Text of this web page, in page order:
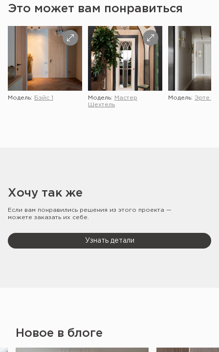
Это может вам понравиться
Модель: Бэйс 1 Модель:
Мастер
Шехтель
Модель: Эрте 2
Хочу так же
Если вам понравились решения из этого проекта —
можете заказать их себе.
Узнать детали
Новое в блоге